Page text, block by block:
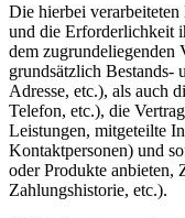
Die hierbei
und die Erforderlichkeit
dem zugrundeliegenden
grundsätzlich Bestands-
Adresse, etc.), als auch
Telefon, etc.), die
Leistungen, mitgeteilte
Kontaktpersonen) und
oder Produkte anbieten,
Zahlungshistorie, etc.).